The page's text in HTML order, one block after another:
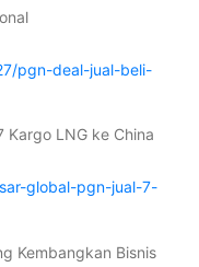
pgn-deal-jual-beli-
Kargo LNG ke China
global-pgn-jual-7-
Kembangkan Bisnis